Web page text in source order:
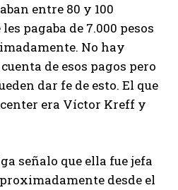
entre 80 y 100
pagaba de 7.000 pesos
No hay
de esos pagos pero
dar fe de esto. El que
era Víctor Kreff y
señalo que ella fue jefa
desde el